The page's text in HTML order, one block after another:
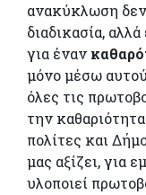
ανακύκλωση δεν
διαδικασία,
για έναν
μόνο μέσω
όλες τις
την
πολίτες και
μας αξίζει, για
υλοποιεί